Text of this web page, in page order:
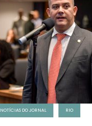
NOTÍCIAS DO JORNAL RIO